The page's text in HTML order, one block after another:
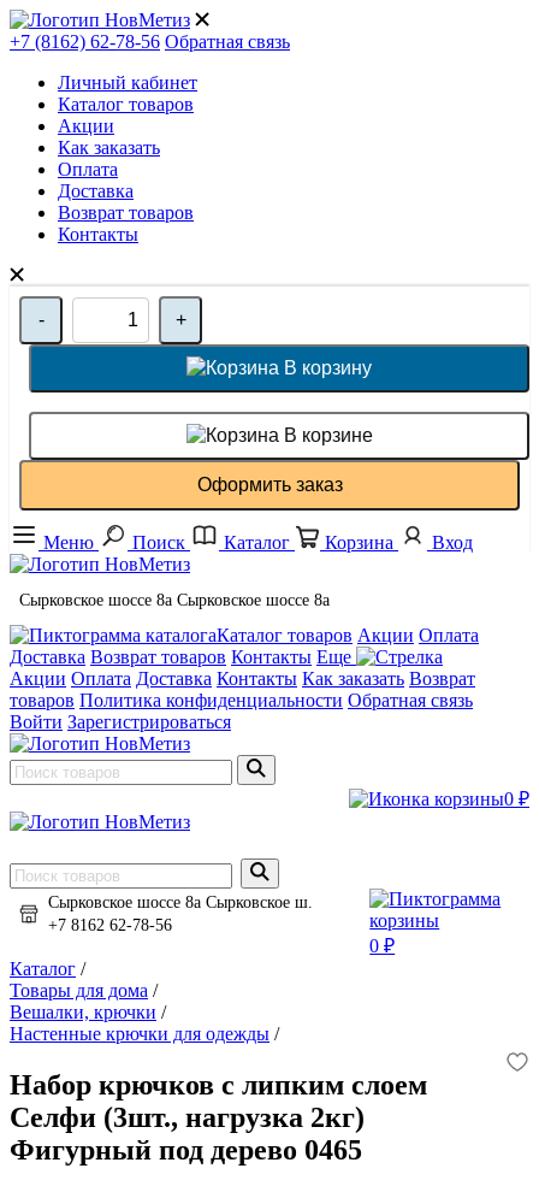
+7 (8162) 62-78-56 Обратная связь
Личный кабинет
Каталог товаров
Акции
Как заказать
Оплата
Доставка
Возврат товаров
Контакты
- +
В корзину
В корзине
Оформить заказ
Меню Поиск Каталог Корзина Вход
Сырковское шоссе 8а Сырковское шоссе 8а
Каталог товаров Акции Оплата
Доставка Возврат товаров Контакты Еще
Акции Оплата Доставка Контакты Как заказать Возврат
товаров Политика конфиденциальности Обратная связь
Войти Зарегистрироваться
0 ₽
Сырковское шоссе 8а Сырковское ш.
+7 8162 62-78-56
0 ₽
Каталог /
Товары для дома /
Вешалки, крючки /
Настенные крючки для одежды /
Набор крючков с липким слоем
Селфи (3шт., нагрузка 2кг)
Фигурный под дерево 0465